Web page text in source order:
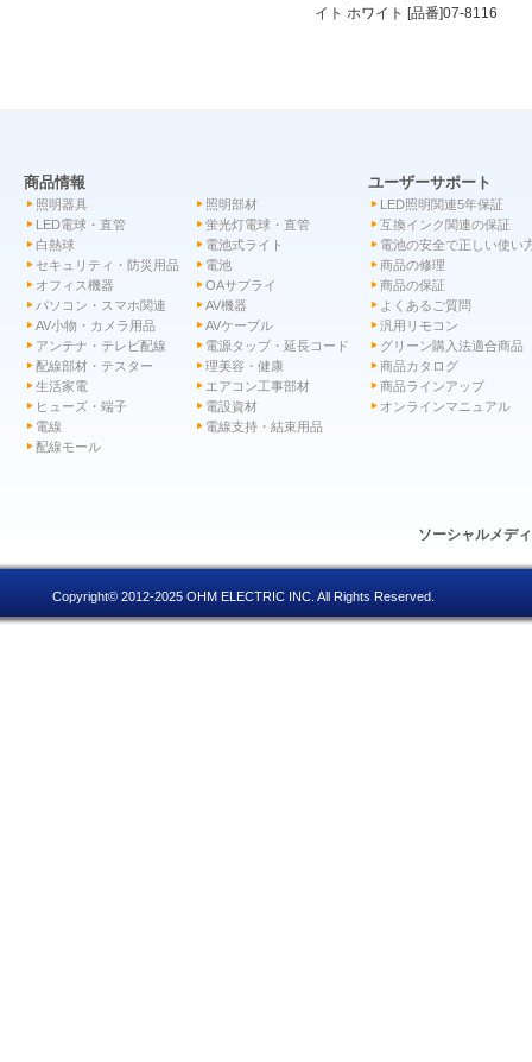
イト ホワイト [品番]07-8116
商品情報
照明器具
照明部材
LED電球・直管
蛍光灯電球・直管
白熱球
電池式ライト
セキュリティ・防災用品
電池
オフィス機器
OAサプライ
パソコン・スマホ関連
AV機器
AV小物・カメラ用品
AVケーブル
アンテナ・テレビ配線
電源タップ・延長コード
配線部材・テスター
理美容・健康
生活家電
エアコン工事部材
ヒューズ・端子
電設資材
電線
電線支持・結束用品
配線モール
ユーザーサポート
LED照明関連5年保証
互換インク関連の保証
電池の安全で正しい使い
商品の修理
商品の保証
よくあるご質問
汎用リモコン
グリーン購入法適合商品
商品カタログ
商品ラインアップ
オンラインマニュアル
ソーシャルメデ
Copyright© 2012-2025 OHM ELECTRIC INC. All Rights Reserved.